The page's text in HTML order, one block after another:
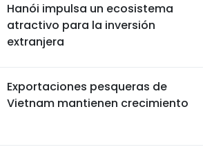
Hanói impulsa un ecosistema
atractivo para la inversión
extranjera
Exportaciones pesqueras de
Vietnam mantienen crecimiento